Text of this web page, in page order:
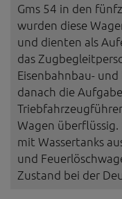
Gms 54 in den
wurden diese
und dienten als
das
Eisenbahnbau-
danach die
Wagen
mit Wassertanks
und
Zustand bei der